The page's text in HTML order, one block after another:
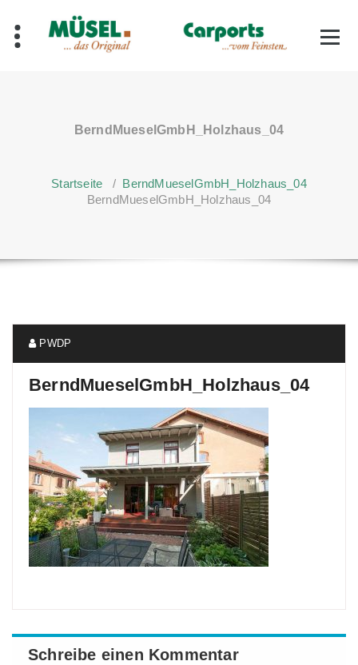
Inhalt
springen
BerndMueselGmbH_Holzhaus_04
Startseite / BerndMueselGmbH_Holzhaus_04
BerndMueselGmbH_Holzhaus_04
PWDP
BerndMueselGmbH_Holzhaus_04
Schreibe einen Kommentar